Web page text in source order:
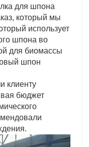
для шпона
который мы
использует
шпона во
для биомассы
шпон
клиенту
бюджет